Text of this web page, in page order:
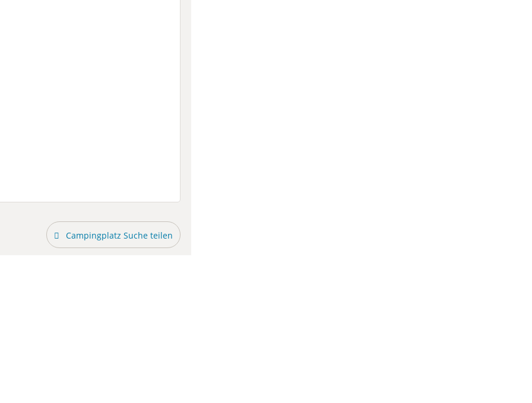
Campingplatz Suche teilen